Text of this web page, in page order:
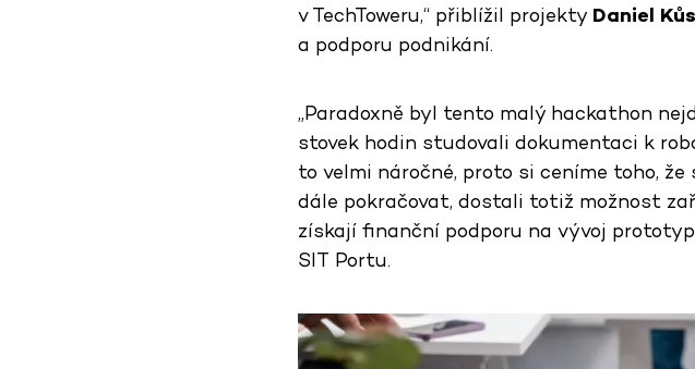
v TechToweru,“ přiblížil projekty Daniel Kůs
a podporu podnikání.
„Paradoxně byl tento malý hackathon
stovek hodin studovali dokumentaci k
to velmi náročné, proto si ceníme toho,
dále pokračovat, dostali totiž možnost
získají finanční podporu na vývoj
SIT Portu.